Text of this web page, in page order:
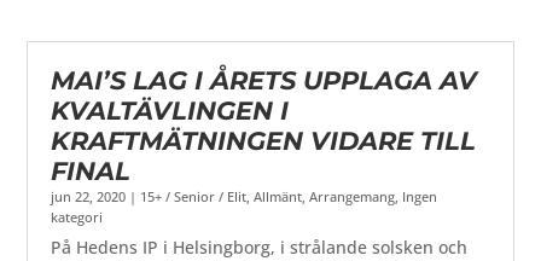
MAI’S LAG I ÅRETS UPPLAGA AV
KVALTÄVLINGEN I
KRAFTMÄTNINGEN VIDARE TILL
FINAL
jun 22, 2020 | 15+ / Senior / Elit,Allmänt,Arrangemang, Ingen
kategori
På Hedens IP i Helsingborg, i strålande solsken och